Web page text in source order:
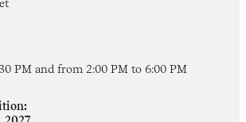
PM and from 2:00 PM to 6:00 PM